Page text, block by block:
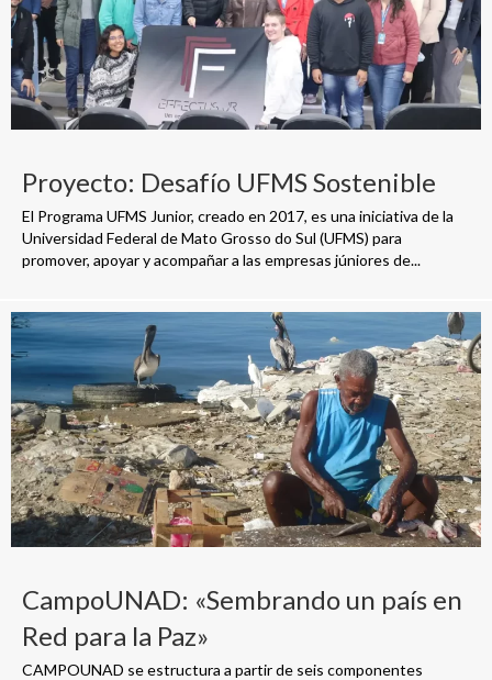
Proyecto: Desafío UFMS Sostenible
El Programa UFMS Junior, creado en 2017, es una iniciativa de la
Universidad Federal de Mato Grosso do Sul (UFMS) para
promover, apoyar y acompañar a las empresas júniores de...
CampoUNAD: «Sembrando un país en
Red para la Paz»
CAMPOUNAD se estructura a partir de seis componentes